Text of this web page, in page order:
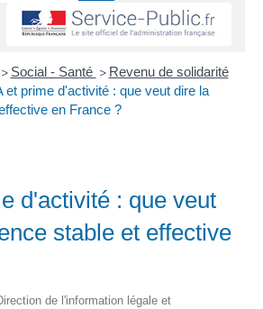
> Social - Santé > Revenu de solidarité
et prime d'activité : que veut dire la
en France ?
d'activité : que veut
stable et effective
de l'information légale et